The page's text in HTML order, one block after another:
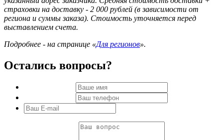
страховки на доставку - 2 000 рублей (в зависимости от
региона и суммы заказа). Стоимость уточняется перед
выставлением счета.
Подробнее - на странице «Для регионов».
Остались вопросы?